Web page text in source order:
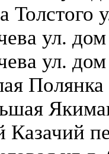
Толстого
ул.
ул.
Полянка
Казачий